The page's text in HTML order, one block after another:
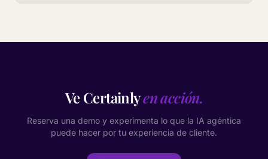
Ve Certainlyen acción.
Reserva una demo y experimenta lo que la IA agéntica
puede hacer por tu experiencia de cliente.